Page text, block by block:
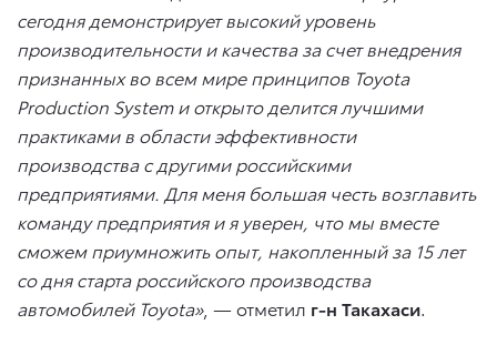
сегодня демонстрирует высокий уровень
производительности и качества за счет внедрения
признанных во всем мире принципов Toyota
Production System и открыто делится лучшими
практиками в области эффективности
производства с другими российскими
предприятиями. Для меня большая честь возглавить
команду предприятия и я уверен, что мы вместе
сможем приумножить опыт, накопленный за 15 лет
со дня старта российского производства
автомобилей Toyota», — отметил г-н Такахаси.